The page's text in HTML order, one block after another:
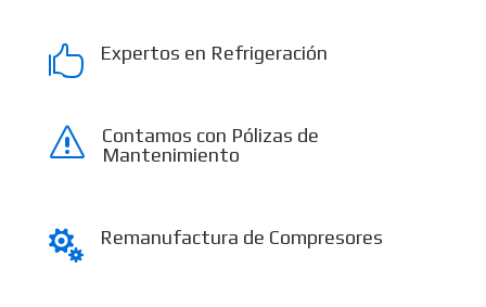
 Expertos en Refrigeración
s
Contamos con Pólizas de
Mantenimiento
 Remanufactura de Compresores